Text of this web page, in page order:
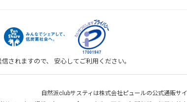
されますので、 安心してご利用ください。
自然派clubサスティは株式会社ピュールの公式通販サイ